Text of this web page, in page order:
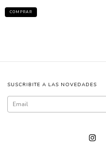
SUSCRIBITE A LAS NOVEDADES